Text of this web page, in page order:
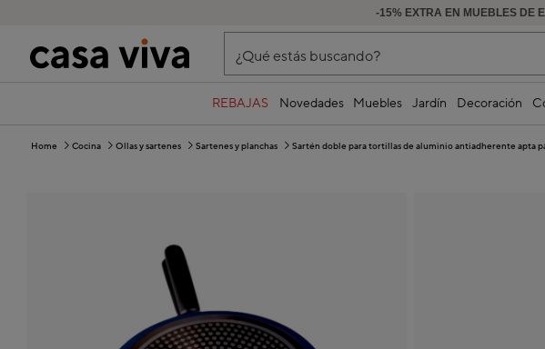
-15% EXTRA EN MUEBLES DE
HASTA -60%
¿Qué estás buscando?
REBAJAS Novedades Muebles Jardín Decoración
Home Cocina Ollas y sartenes Sartenes y planchas Sartén doble para tortillas de aluminio antiadherente apta